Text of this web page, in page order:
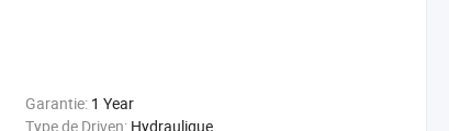
Garantie: 1 Year
Type de Driven: Hydraulique